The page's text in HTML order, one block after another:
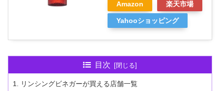
Amazon 楽天市場
Yahooショッピング
目次
リンシングビネガーが買える店舗一覧